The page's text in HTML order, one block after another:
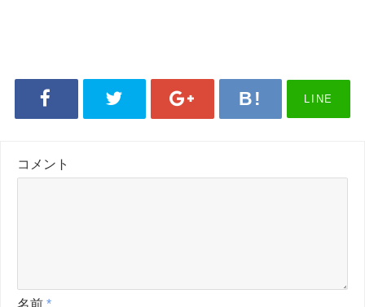
LINE
コメント
名前 *